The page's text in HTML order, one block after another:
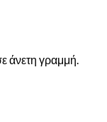
άνετη γραμμή.